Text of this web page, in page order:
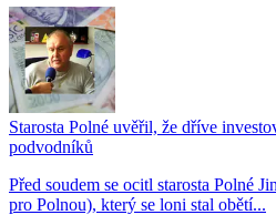
Starosta Polné uvěřil, že dříve
podvodníků
Před soudem se ocitl starosta Polné
pro Polnou), který se loni stal obětí...